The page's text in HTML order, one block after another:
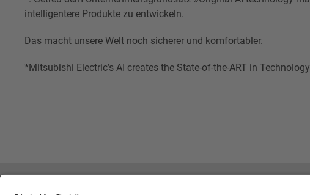
intelligentere Produkte zu entwickeln.
Das macht unsere Welt noch sicherer und komfortabler.
*Mitsubishi Electric’s AI creates the State-of-the-ART in Technology